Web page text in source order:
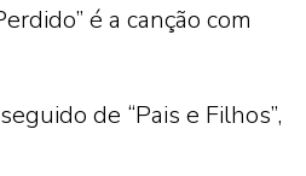
é a canção com
de “Pais e Filhos”,